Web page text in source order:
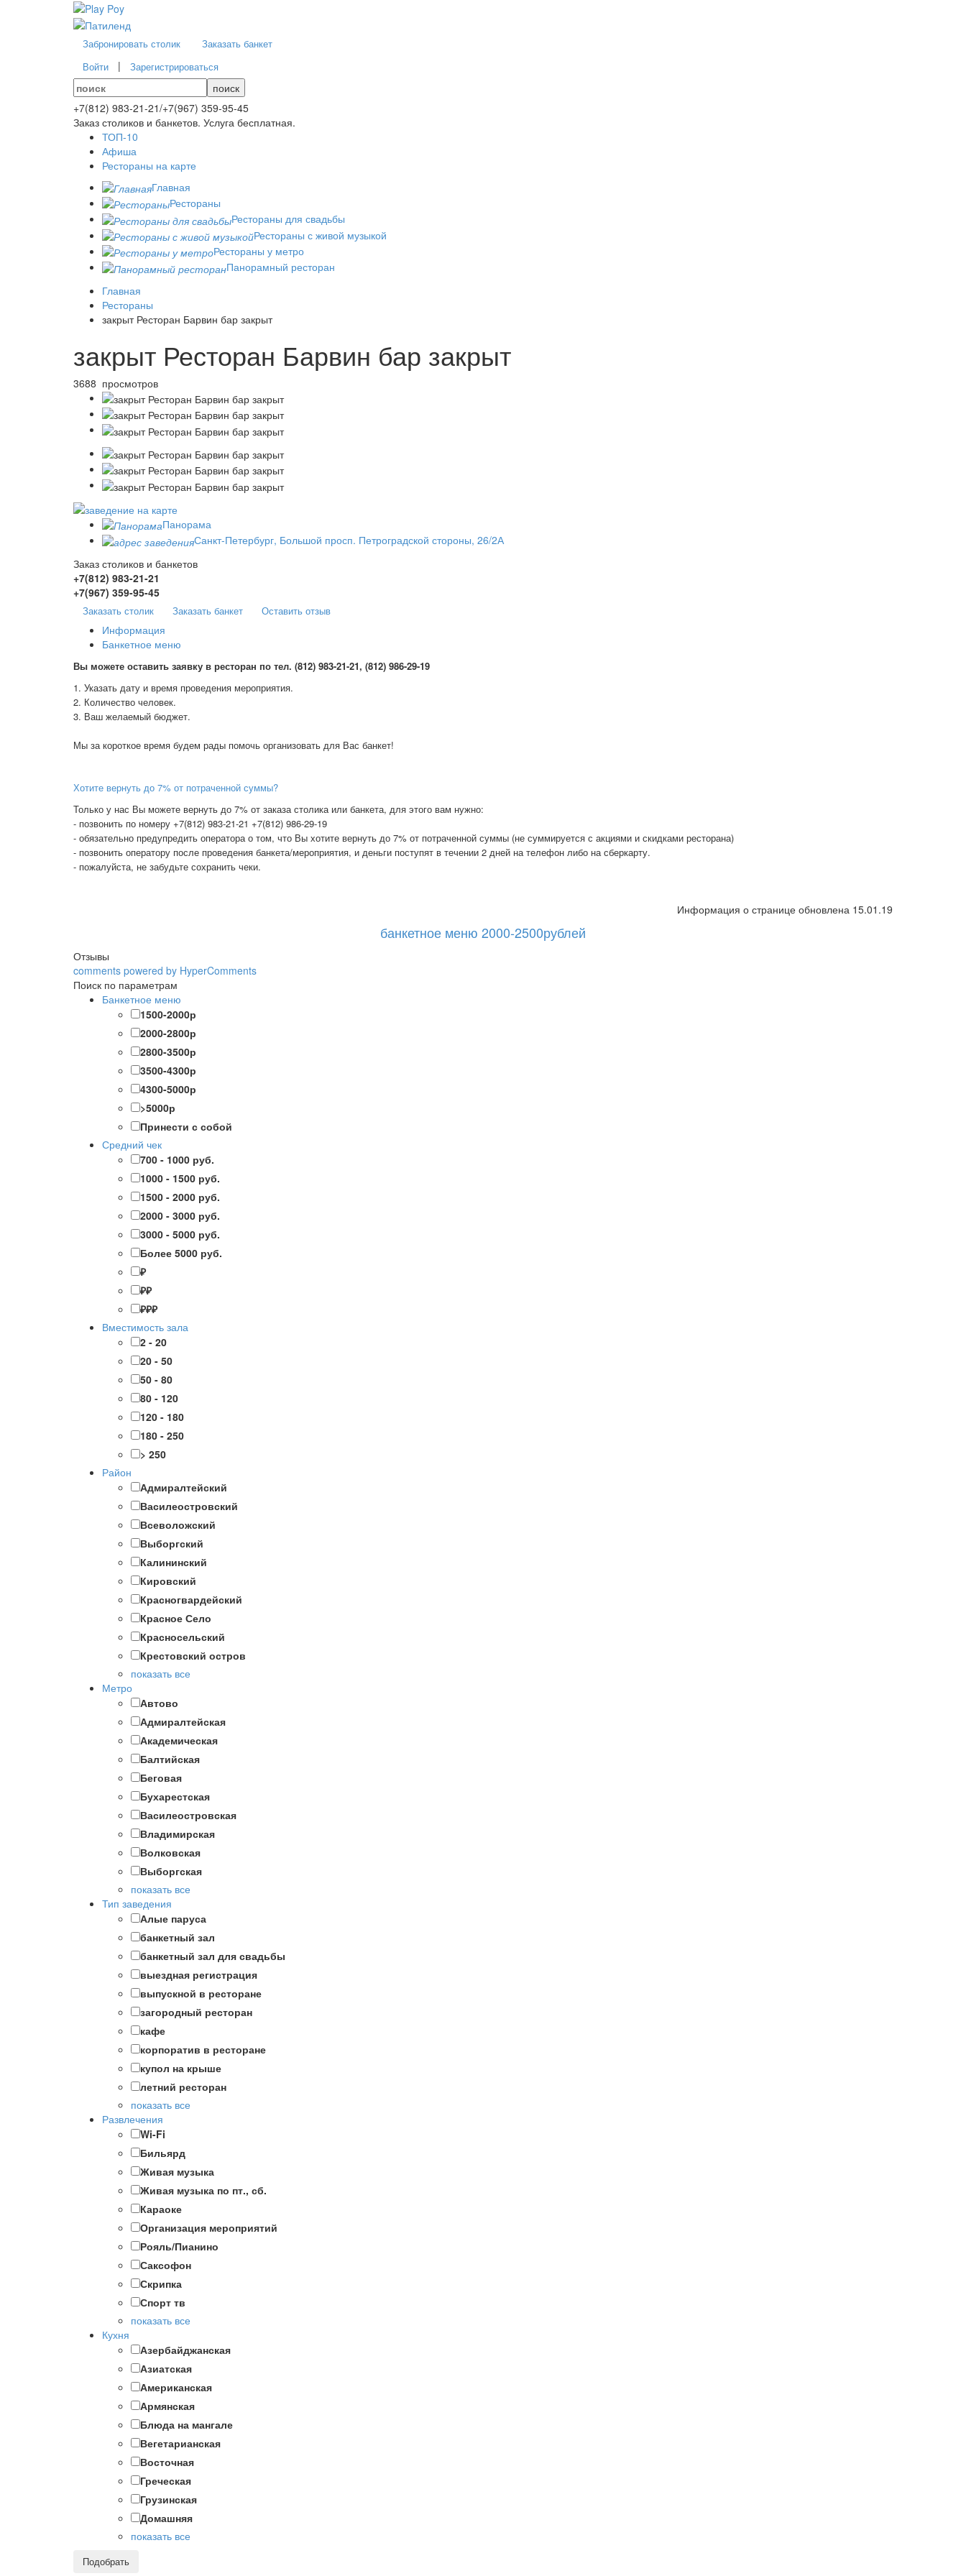
Забронировать столик
Заказать банкет
Войти
| Зарегистрироваться
поиск
+7(812) 983-21-21/+7(967) 359-95-45
Заказ столиков и банкетов. Услуга бесплатная.
ТОП-10
Афиша
Рестораны на карте
Главная
Рестораны
Рестораны для свадьбы
Рестораны с живой музыкой
Рестораны у метро
Панорамный ресторан
Главная
Рестораны
закрыт Ресторан Барвин бар закрыт
закрыт Ресторан Барвин бар закрыт
3688 просмотров
Панорама
Санкт-Петербург, Большой просп. Петроградской стороны, 26/2А
Заказ столиков и банкетов
+7(812) 983-21-21
+7(967) 359-95-45
Заказать столик Заказать банкет Оставить отзыв
Информация
Банкетное меню
Вы можете оставить заявку в ресторан по тел. (812) 983-21-21, (812) 986-29-19
1. Указать дату и время проведения мероприятия.
2. Количество человек.
3. Ваш желаемый бюджет.
Мы за короткое время будем рады помочь организовать для Вас банкет!
Хотите вернуть до 7% от потраченной суммы?
Только у нас Вы можете вернуть до 7% от заказа столика или банкета, для этого вам нужно:
- позвонить по номеру +7(812) 983-21-21 +7(812) 986-29-19
- обязательно предупредить оператора о том, что Вы хотите вернуть до 7% от потраченной суммы (не суммируется с акциями и скидками ресторана)
- позвонить оператору после проведения банкета/мероприятия, и деньги поступят в течении 2 дней на телефон либо на сберкарту.
- пожалуйста, не забудьте сохранить чеки.
Информация о странице обновлена 15.01.19
банкетное меню 2000-2500рублей
Отзывы
comments powered by HyperComments
Поиск по параметрам
Банкетное меню
1500-2000р
2000-2800р
2800-3500р
3500-4300р
4300-5000р
>5000р
Принести с собой
Средний чек
700 - 1000 руб.
1000 - 1500 руб.
1500 - 2000 руб.
2000 - 3000 руб.
3000 - 5000 руб.
Более 5000 руб.
₽
₽₽
₽₽₽
Вместимость зала
2 - 20
20 - 50
50 - 80
80 - 120
120 - 180
180 - 250
> 250
Район
Адмиралтейский
Василеостровский
Всеволожский
Выборгский
Калининский
Кировский
Красногвардейский
Красное Село
Красносельский
Крестовский остров
показать все
Метро
Автово
Адмиралтейская
Академическая
Балтийская
Беговая
Бухарестская
Василеостровская
Владимирская
Волковская
Выборгская
показать все
Тип заведения
Алые паруса
банкетный зал
банкетный зал для свадьбы
выездная регистрация
выпускной в ресторане
загородный ресторан
кафе
корпоратив в ресторане
купол на крыше
летний ресторан
показать все
Развлечения
Wi-Fi
Бильярд
Живая музыка
Живая музыка по пт., сб.
Караоке
Организация мероприятий
Рояль/Пианино
Саксофон
Скрипка
Спорт тв
показать все
Кухня
Азербайджанская
Азиатская
Американская
Армянская
Блюда на мангале
Вегетарианская
Восточная
Греческая
Грузинская
Домашняя
показать все
Подобрать